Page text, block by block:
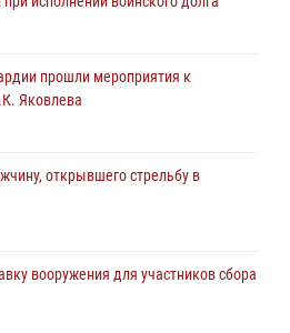
прошли мероприятия к
Яковлева
открывшего стрельбу в
вооружения для участников сбора